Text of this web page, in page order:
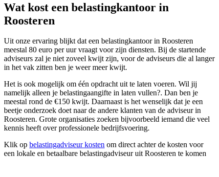
Wat kost een belastingkantoor in
Roosteren
Uit onze ervaring blijkt dat een belastingkantoor in Roosteren
meestal 80 euro per uur vraagt voor zijn diensten. Bij de startende
adviseurs zal je niet zoveel kwijt zijn, voor de adviseurs die al langer
in het vak zitten ben je weer meer kwijt.
Het is ook mogelijk om één opdracht uit te laten voeren. Wil jij
namelijk alleen je belastingaangifte in laten vullen?. Dan ben je
meestal rond de €150 kwijt. Daarnaast is het wenselijk dat je een
beetje onderzoek doet naar de andere klanten van de adviseur in
Roosteren. Grote organisaties zoeken bijvoorbeeld iemand die veel
kennis heeft over professionele bedrijfsvoering.
Klik op belastingadviseur kosten om direct achter de kosten voor
een lokale en betaalbare belastingadviseur uit Roosteren te komen